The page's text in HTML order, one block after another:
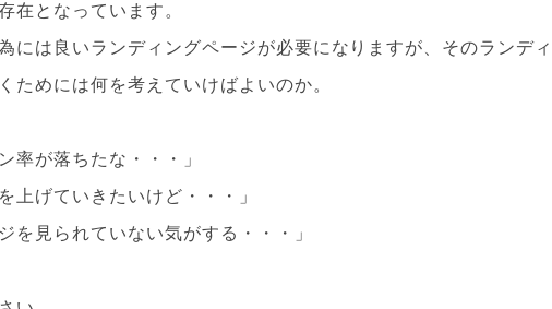
在となっています。
には良いランディングページが必要になりますが、そのランディ
ためには何を考えていけばよいのか。
率が落ちたな・・・」
上げていきたいけど・・・」
を見られていない気がする・・・」